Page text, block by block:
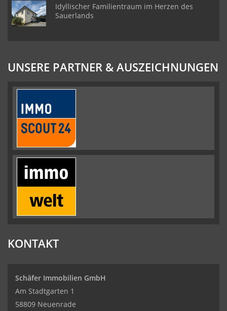
Idyllischer Familientraum im Herzen des
Sauerlands
UNSERE PARTNER & AUSZEICHNUNGEN
KONTAKT
Schäfer Immobilien GmbH
Am Stadtgarten 1
58809 Neuenrade